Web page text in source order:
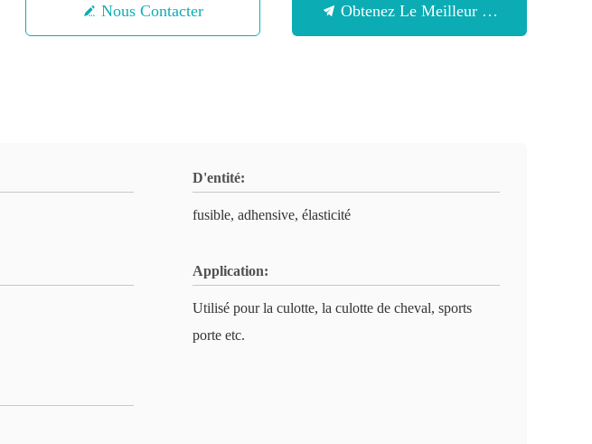
Nous Contacter Obtenez Le Meilleur Prix
D'entité:
fusible, adhensive, élasticité
Application:
Utilisé pour la culotte, la culotte de cheval, sports
porte etc.